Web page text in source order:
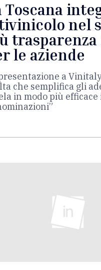
Toscana
nel
le aziende
a
che semplifica gli
in modo più